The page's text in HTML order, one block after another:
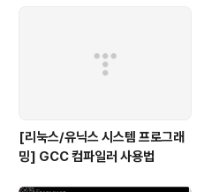
[리눅스/유닉스 시스템 프로그래
밍] GCC 컴파일러 사용법